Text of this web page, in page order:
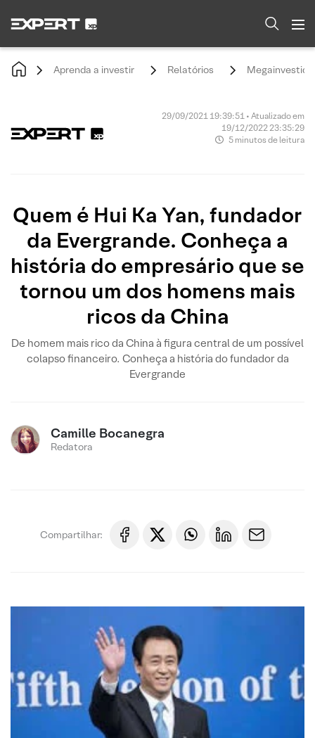
Aprenda a investir Relatórios
29/09/2021 19:39:51 • Atualizado em
19/12/2022 23:35:29
5 minutos de leitura
Quem é Hui Ka Yan, fundador
da Evergrande. Conheça a
história do empresário que se
tornou um dos homens mais
ricos da China
De homem mais rico da China à figura central de um possível
colapso financeiro. Conheça a história do fundador da
Evergrande
Camille Bocanegra
Redatora
Compartilhar: